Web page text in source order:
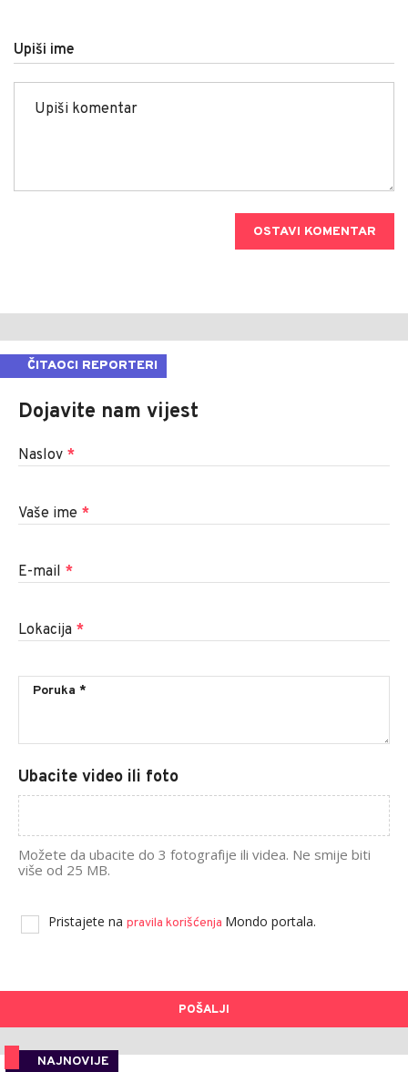
Upiši ime
OSTAVI KOMENTAR
ČITAOCI REPORTERI
Dojavite nam vijest
Naslov *
Vaše ime *
E-mail *
Lokacija *
Ubacite video ili foto
Možete da ubacite do 3 fotografije ili videa. Ne smije biti
više od 25 MB.
Pristajete na pravila korišćenja Mondo portala.
POŠALJI
NAJNOVIJE